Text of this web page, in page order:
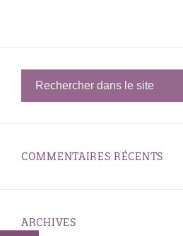
COMMENTAIRES RÉCENTS
ARCHIVES